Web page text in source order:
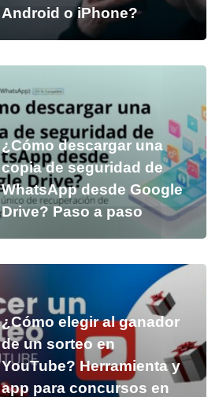
Android o iPhone?
¿Cómo descargar una
copia de seguridad de
WhatsApp desde Google
Drive? Paso a paso
¿Cómo elegir al ganador
de un sorteo en
YouTube? Herramienta y
app para concursos en